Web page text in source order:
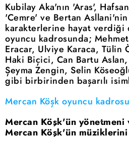
Kubilay Aka'nın 'Aras',
'Cemre' ve Bertan
karakterlerine hayat verdiği
oyuncu kadrosunda;
Eracar, Ulviye Karaca, Tülin
Haki Biçici, Can Bartu
Şeyma Zengin, Selin
gibi birbirinden başarılı
Mercan Köşk oyuncu kadrosu
Mercan Köşk'ün yönetmeni
Mercan Köşk'ün